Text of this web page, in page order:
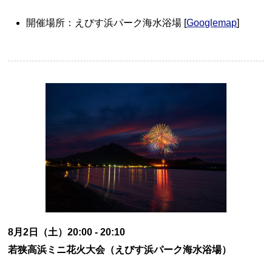
開催場所：えびす浜パーク海水浴場 [Googlemap]
8月2日（土）20:00 - 20:10
若狭高浜ミニ花火大会（えびす浜パーク海水浴場）